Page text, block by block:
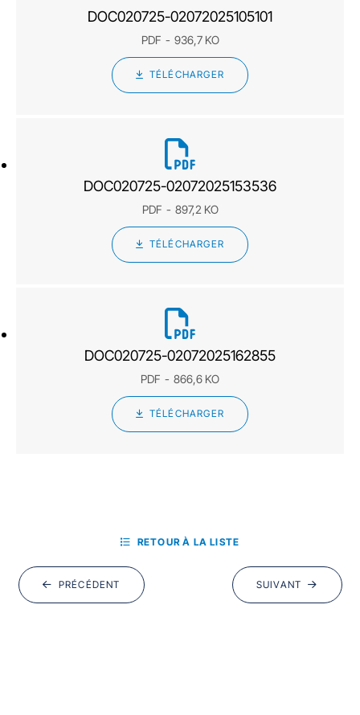
DOC020725-02072025105101
PDF 936,7 KO
TÉLÉCHARGER
DOC020725-02072025153536
PDF 897,2 KO
TÉLÉCHARGER
DOC020725-02072025162855
PDF 866,6 KO
TÉLÉCHARGER
PRÉCÉDENT
RETOUR À LA LISTE
SUIVANT